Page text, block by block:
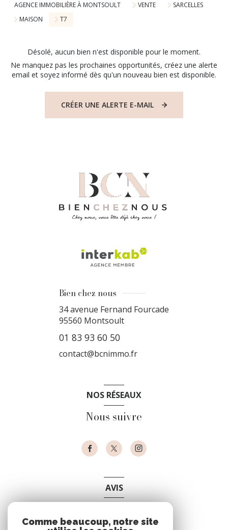
AGENCE IMMOBILIÈRE À MONTSOULT VENTE
SARCELLES
MAISON
T7
Désolé, aucun bien n'est disponible pour le moment.
Ne manquez pas les prochaines opportunités, créez une alerte
email et soyez informé dès qu'un nouveau bien est disponible.
CRÉER UNE ALERTE E-MAIL
Bien chez nous
34 avenue Fernand Fourcade
95560 Montsoult
01 83 93 60 50
contact@bcnimmo.fr
NOS RÉSEAUX
Nous suivre
AVIS
Comme beaucoup, notre site